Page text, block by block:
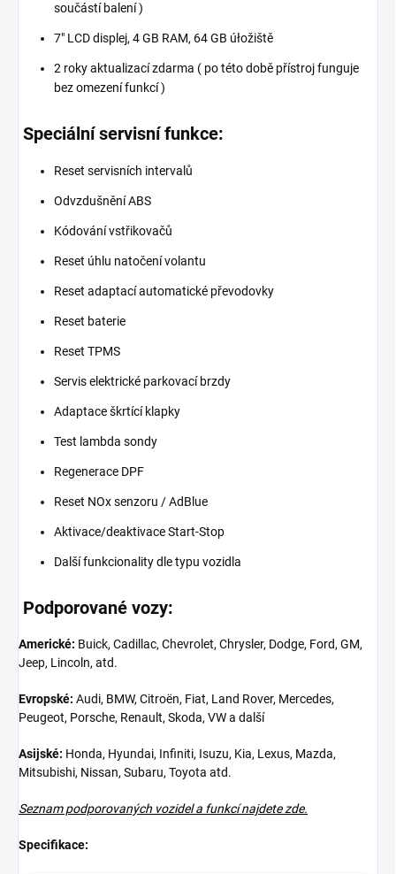
součástí balení )
7" LCD displej, 4 GB RAM, 64 GB úłožiště
2 roky aktualizací zdarma ( po této době přístroj funguje
bez omezení funkcí )
Speciální servisní funkce:
Reset servisních intervalů
Odvzdušnění ABS
Kódování vstřikovačů
Reset úhlu natočení volantu
Reset adaptací automatické převodovky
Reset baterie
Reset TPMS
Servis elektrické parkovací brzdy
Adaptace škrtící klapky
Test lambda sondy
Regenerace DPF
Reset NOx senzoru / AdBlue
Aktivace/deaktivace Start-Stop
Další funkcionality dle typu vozidla
Podporované vozy:
Americké: Buick, Cadillac, Chevrolet, Chrysler, Dodge, Ford, GM,
Jeep, Lincoln, atd.
Evropské: Audi, BMW, Citroën, Fiat, Land Rover, Mercedes,
Peugeot, Porsche, Renault, Skoda, VW a další
Asijské: Honda, Hyundai, Infiniti, Isuzu, Kia, Lexus, Mazda,
Mitsubishi, Nissan, Subaru, Toyota atd.
Seznam podporovaných vozidel a funkcí najdete zde.
Specifikace: